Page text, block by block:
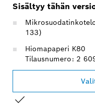
Sisältyy tähän
133)
Hiomapaperi K80
Tilausnumero: 2